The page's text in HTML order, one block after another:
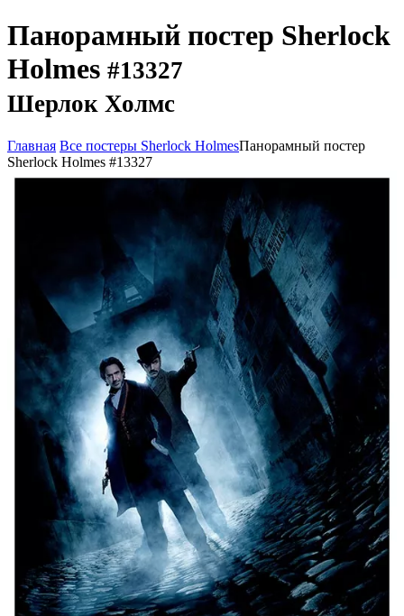
Панорамный постер Sherlock
Holmes #13327
Шерлок Холмс
Главная Все постеры Sherlock HolmesПанорамный постер
Sherlock Holmes #13327